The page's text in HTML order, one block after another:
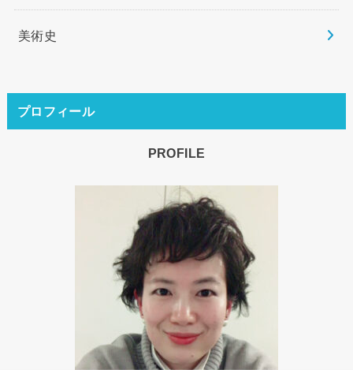
美術史
プロフィール
PROFILE